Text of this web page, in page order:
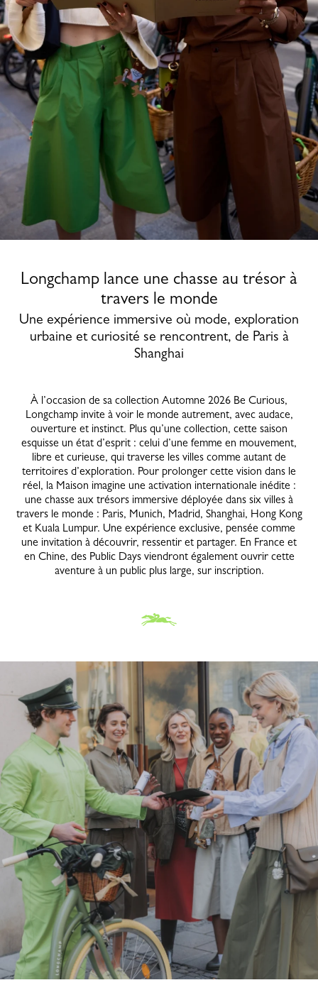
Longchamp lance une chasse au trésor à
travers le monde
Une expérience immersive où mode, exploration
urbaine et curiosité se rencontrent, de Paris à
Shanghai
À l’occasion de sa collection Automne 2026 Be Curious,
Longchamp invite à voir le monde autrement, avec audace,
ouverture et instinct. Plus qu’une collection, cette saison
esquisse un état d’esprit : celui d’une femme en mouvement,
libre et curieuse, qui traverse les villes comme autant de
territoires d’exploration. Pour prolonger cette vision dans le
réel, la Maison imagine une activation internationale inédite :
une chasse aux trésors immersive déployée dans six villes à
travers le monde : Paris, Munich, Madrid, Shanghai, Hong Kong
et Kuala Lumpur. Une expérience exclusive, pensée comme
une invitation à découvrir, ressentir et partager. En France et
en Chine, des Public Days viendront également ouvrir cette
aventure à un public plus large, sur inscription.